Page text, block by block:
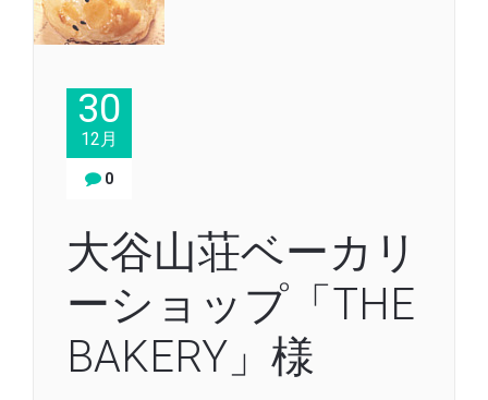
30
12月
0
大谷山荘ベーカリ
ーショップ「THE
BAKERY」様